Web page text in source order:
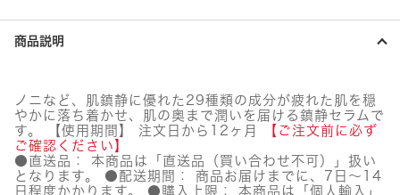
直
送
品】
ン
バ
ー
ズ
イ
ン)
商品説明
ノニなど、肌鎮静に優れた29種類の成分が疲れた肌を穏
やかに落ち着かせ、肌の奥まで潤いを届ける鎮静セラムで
す。 【使用期間】 注文日から12ヶ月
【ご注文前に必ず
ご確認ください】
●直送品： 本商品は「直送品（買い合わせ不可）」扱い
となります。 ●配送期間： 商品お届けまでに、7日～14
日程度かかります。 ●購入上限： 本商品は「個人輸入」